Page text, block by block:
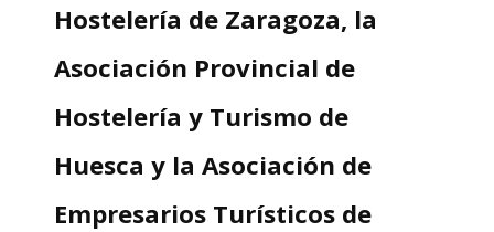
Hostelería de Zaragoza, la
Asociación Provincial de
Hostelería y Turismo de
Huesca y la Asociación de
Empresarios Turísticos de